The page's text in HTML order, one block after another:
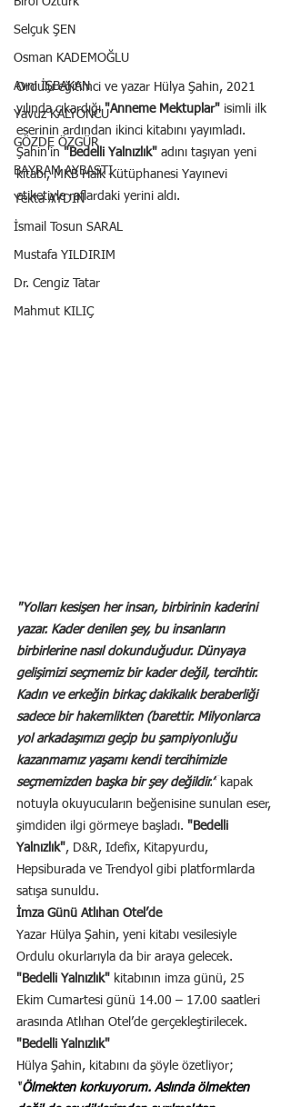
Selçuk ŞEN
Osman KADEMOĞLU
Avni İŞBAKAN
Yavuz KALYONCU
GÖZDE ÖZGÜR
BAYRAM AYBASTI
Yekta AYDIN
İsmail Tosun SARAL
Mustafa YILDIRIM
Dr. Cengiz Tatar
Mahmut KILIÇ
Ordulu eğitimci ve yazar Hülya Şahin, 2021
yılında çıkardığı "Anneme Mektuplar" isimli ilk
eserinin ardından ikinci kitabını yayımladı.
Şahin'in "Bedelli Yalnızlık" adını taşıyan yeni
kitabı, MKB Halk Kütüphanesi Yayınevi
etiketiyle raflardaki yerini aldı.
"Yolları kesişen her insan, birbirinin kaderini
yazar. Kader denilen şey, bu insanların
birbirlerine nasıl dokunduğudur. Dünyaya
gelişimizi seçmemiz bir kader değil, tercihtir.
Kadın ve erkeğin birkaç dakikalık beraberliği
sadece bir hakemlikten (barettir. Milyonlarca
yol arkadaşımızı geçip bu şampiyonluğu
kazanmamız yaşamı kendi tercihimizle
seçmemizden başka bir şey değildir.” kapak
notuyla okuyucuların beğenisine sunulan eser,
şimdiden ilgi görmeye başladı. "Bedelli
Yalnızlık", D&R, Idefix, Kitapyurdu,
Hepsiburada ve Trendyol gibi platformlarda
satışa sunuldu.
İmza Günü Atlıhan Otel’de
Yazar Hülya Şahin, yeni kitabı vesilesiyle
Ordulu okurlarıyla da bir araya gelecek.
"Bedelli Yalnızlık" kitabının imza günü, 25
Ekim Cumartesi günü 14.00 – 17.00 saatleri
arasında Atlıhan Otel’de gerçekleştirilecek.
"Bedelli Yalnızlık"
Hülya Şahin, kitabını da şöyle özetliyor;
“Ölmekten korkuyorum. Aslında ölmekten